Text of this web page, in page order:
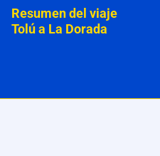
Resumen del viaje
Tolú a La Dorada